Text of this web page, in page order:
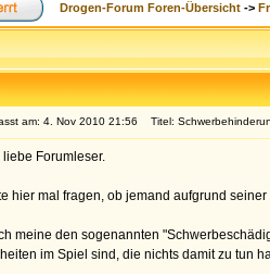
Drogen-Forum Foren-Übersicht ->
am: 4. Nov 2010 21:56 Titel:
liebe Forumleser.
hier mal fragen, ob jemand aufgrund
meine den sogenannten
im Spiel sind, die nichts damit zu tun